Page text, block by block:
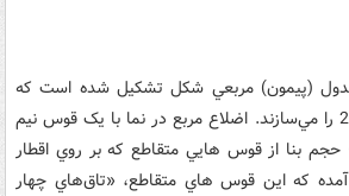
مدول (پيمون) مربعي شکل تشکيل شده است که
مستطيلي با تناسب 1 بر 2 را مي‌‌سازند. اضلاع مربع در نما با يک قوس نيم
حجم بنا از قوس ‌هايي متقاطع که بر روي اقطار
که اين قوس هاي متقاطع، «تاق‌‌هاي چهار